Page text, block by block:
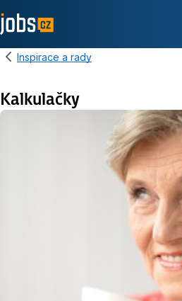
Inspirace a rady
Kalkulačky